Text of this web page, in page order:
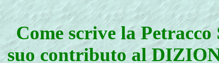
Come scrive la
suo contributo al